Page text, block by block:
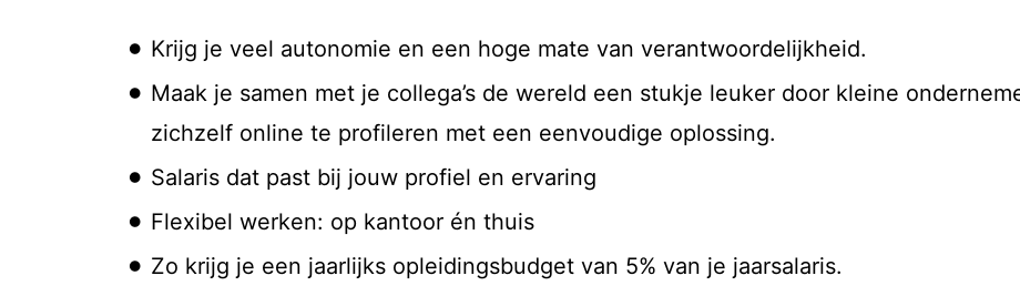
Krijg je veel autonomie en een hoge mate van verantwoordelijkheid.
Maak je samen met je collega’s de wereld een stukje leuker door kleine
zichzelf online te profileren met een eenvoudige oplossing.
Salaris dat past bij jouw profiel en ervaring
Flexibel werken: op kantoor én thuis
Zo krijg je een jaarlijks opleidingsbudget van 5% van je jaarsalaris.